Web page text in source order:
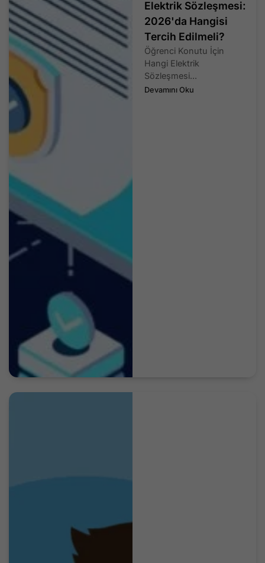
Elektrik Sözleşmesi:
2026'da Hangisi
Tercih Edilmeli?
Öğrenci Konutu İçin
Hangi Elektrik
Sözleşmesi...
Devamını Oku